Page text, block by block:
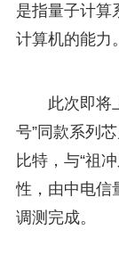
是指量子计算
计算机的能力。
此次即将
号”同款系列
比特，与“祖
性，由中电信
调测完成。